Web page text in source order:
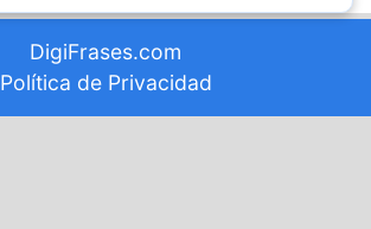
DigiFrases.com
Política de Privacidad